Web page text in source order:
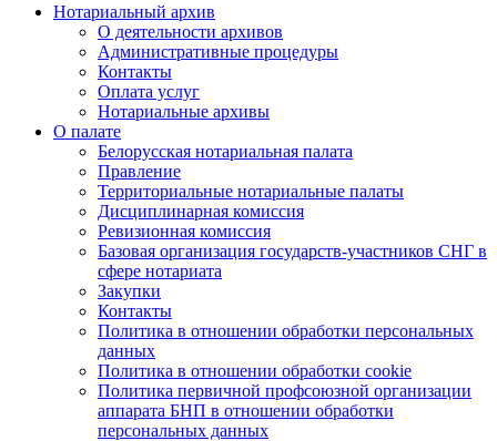
Нотариальный архив
О деятельности архивов
Административные процедуры
Контакты
Оплата услуг
Нотариальные архивы
О палате
Белорусская нотариальная палата
Правление
Территориальные нотариальные палаты
Дисциплинарная комиссия
Ревизионная комиссия
Базовая организация государств-участников СНГ в
сфере нотариата
Закупки
Контакты
Политика в отношении обработки персональных
данных
Политика в отношении обработки cookie
Политика первичной профсоюзной организации
аппарата БНП в отношении обработки
персональных данных